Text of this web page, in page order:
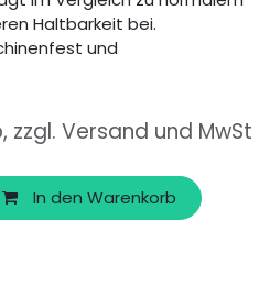
Haltbarkeit bei.
und
zzgl. Versand und MwSt
In den Warenkorb